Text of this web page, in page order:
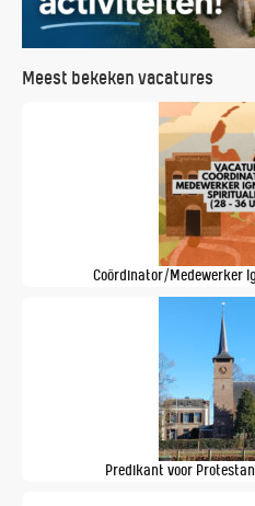
Meest bekeken vacatures
Coördinator/Medewerker
Predikant voor